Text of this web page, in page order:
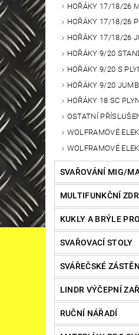
HOŘÁKY 17/18/26
HOŘÁKY 17/18/26
HOŘÁKY 17/18/26
HOŘÁKY 9/20
HOŘÁKY 9/20 S
HOŘÁKY 9/20
HOŘÁKY 18 SC
OSTATNÍ
WOLFRAMOVÉ
WOLFRAMOVÉ
SVAŘOVÁNÍ MIG/
MULTIFUNKČNÍ
KUKLY A BRÝLE
SVAŘOVACÍ STOLY
SVÁŘEČSKÉ
LINDR VÝČEPNÍ
RUČNÍ NÁŘADÍ